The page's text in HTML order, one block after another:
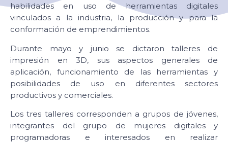
habilidades en uso de herramientas digitales
vinculados a la industria, la producción y para la
conformación de emprendimientos.
Durante mayo y junio se dictaron talleres de
impresión en 3D, sus aspectos generales de
aplicación, funcionamiento de las herramientas y
posibilidades de uso en diferentes sectores
productivos y comerciales.
Los tres talleres corresponden a grupos de jóvenes,
integrantes del grupo de mujeres digitales y
programadoras e interesados en realizar